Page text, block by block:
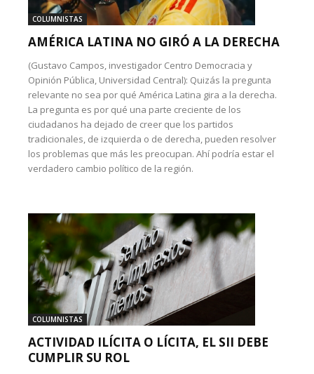
COLUMNISTAS
AMÉRICA LATINA NO GIRÓ A LA DERECHA
(Gustavo Campos, investigador Centro Democracia y
Opinión Pública, Universidad Central): Quizás la pregunta
relevante no sea por qué América Latina gira a la derecha.
La pregunta es por qué una parte creciente de los
ciudadanos ha dejado de creer que los partidos
tradicionales, de izquierda o de derecha, pueden resolver
los problemas que más les preocupan. Ahí podría estar el
verdadero cambio político de la región.
COLUMNISTAS
ACTIVIDAD ILÍCITA O LÍCITA, EL SII DEBE
CUMPLIR SU ROL